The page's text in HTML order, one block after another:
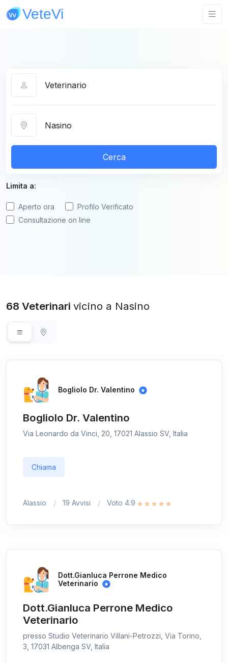
Cerca
Limita a:
Aperto ora
Profilo Verificato
Consultazione on line
68 Veterinari vicino a Nasino
Bogliolo Dr. Valentino
Bogliolo Dr. Valentino
Via Leonardo da Vinci, 20, 17021 Alassio SV, Italia
Chiama
Alassio 19 Avvisi Voto 4.9
Dott.Gianluca Perrone Medico
Veterinario
Dott.Gianluca Perrone Medico
Veterinario
presso Studio Veterinario Villani-Petrozzi, Via Torino,
3, 17031 Albenga SV, Italia